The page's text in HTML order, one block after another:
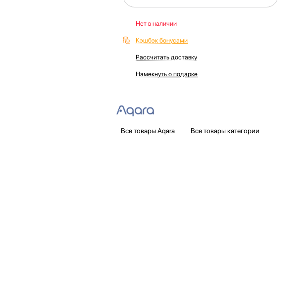
Нет в наличии
Кэшбэк бонусами
Рассчитать доставку
Намекнуть о подарке
Все товары Aqara Все товары категории